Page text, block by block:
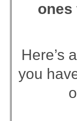
ones
Here’s
you